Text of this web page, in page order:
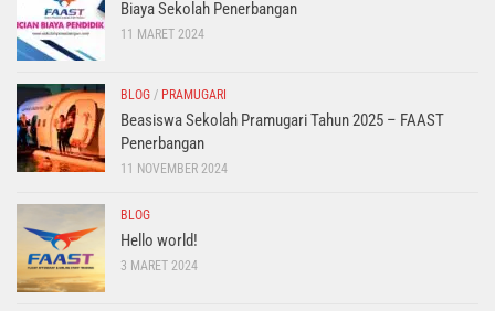
Biaya Sekolah Penerbangan
11 MARET 2024
BLOG / PRAMUGARI
Beasiswa Sekolah Pramugari Tahun 2025 – FAAST
Penerbangan
11 NOVEMBER 2024
BLOG
Hello world!
3 MARET 2024